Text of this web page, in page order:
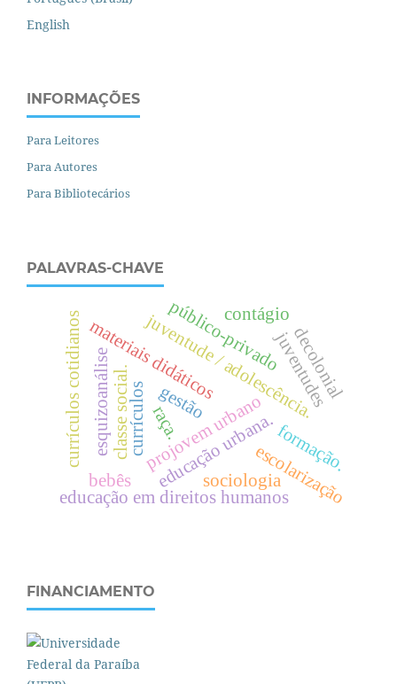
English
INFORMAÇÕES
Para Leitores
Para Autores
Para Bibliotecários
PALAVRAS-CHAVE
currículosprojovem urbano
juventude / adolescência.
e
d
u
c
a
ç
ã
o
u
r
b
a
n
a
.
c
l
a
s
s
e
s
o
c
i
a
l
.
raça.
gestão juventudes
escolarização
educação em direitos humanos
materiais didáticospúblico-privado
currículos cotidianosesquizoanálise formação.
decolonial
bebês
contágio
sociologia
FINANCIAMENTO